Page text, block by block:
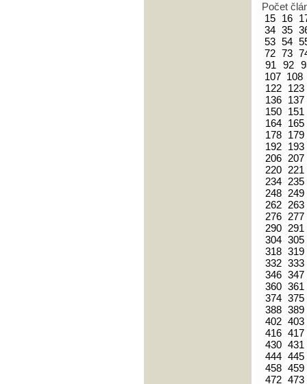
Počet
15 16
34 35
53 54
72 73
91
92
107 108
122
123
136
137
150
151
164
165
178
179
192
193
206 207
220
221
234
235
248
249
262
263
276
277
290
291
304 305
318 319
332 333
346 347
360 361
374 375
388 389
402 403
416 417
430 431
444 445
458 459
472 473